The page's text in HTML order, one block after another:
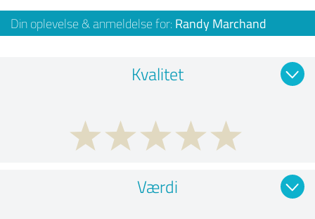
Din oplevelse & anmeldelse for: Randy Marchand
Kvalitet
Værdi